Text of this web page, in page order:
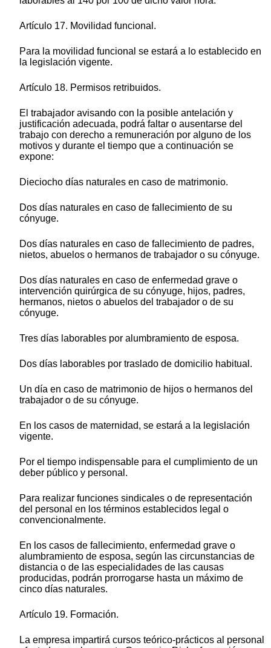
Artículo 17. Movilidad funcional.
Para la movilidad funcional se estará a lo establecido en
la legislación vigente.
Artículo 18. Permisos retribuidos.
El trabajador avisando con la posible antelación y
justificación adecuada, podrá faltar o ausentarse del
trabajo con derecho a remuneración por alguno de los
motivos y durante el tiempo que a continuación se
expone:
Dieciocho días naturales en caso de matrimonio.
Dos días naturales en caso de fallecimiento de su
cónyuge.
Dos días naturales en caso de fallecimiento de padres,
nietos, abuelos o hermanos de trabajador o su cónyuge.
Dos días naturales en caso de enfermedad grave o
intervención quirúrgica de su cónyuge, hijos, padres,
hermanos, nietos o abuelos del trabajador o de su
cónyuge.
Tres días laborables por alumbramiento de esposa.
Dos días laborables por traslado de domicilio habitual.
Un día en caso de matrimonio de hijos o hermanos del
trabajador o de su cónyuge.
En los casos de maternidad, se estará a la legislación
vigente.
Por el tiempo indispensable para el cumplimiento de un
deber público y personal.
Para realizar funciones sindicales o de representación
del personal en los términos establecidos legal o
convencionalmente.
En los casos de fallecimiento, enfermedad grave o
alumbramiento de esposa, según las circunstancias de
distancia o de las especialidades de las causas
producidas, podrán prorrogarse hasta un máximo de
cinco días naturales.
Artículo 19. Formación.
La empresa impartirá cursos teórico-prácticos al personal